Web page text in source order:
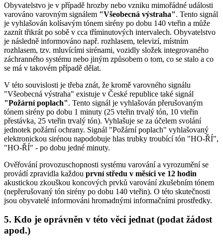
Obyvatelstvo je v případě hrozby nebo vzniku mimořádné události
varováno varovným signálem "Všeobecná výstraha". Tento signál
je vyhlašován kolísavým tónem sirény po dobu 140 vteřin a může
zaznít třikrát po sobě v cca tříminutových intervalech. Obyvatelstvo
je následně informováno např. rozhlasem, televizí, místním
rozhlasem, tzv. mluvícími sirénami, vozidly složek integrovaného
záchranného systému nebo jiným způsobem o tom, co se stalo a co
se má v takovém případě dělat.
V této souvislosti je třeba znát, že kromě varovného signálu
"Všeobecná výstraha" existuje v České republice také signál
"Požární poplach". Tento signál je vyhlašován přerušovaným
tónem sirény po dobu 1 minuty (25 vteřin trvalý tón, 10 vteřin
přestávka, 25 vteřin trvalý tón). Vyhlašuje se za účelem svolání
jednotek požární ochrany. Signál "Požární poplach" vyhlašovaný
elektronickou sirénou napodobuje hlas trubky troubící tón "HO-ŘÍ",
"HO-ŘÍ" - po dobu jedné minuty.
Ověřování provozuschopnosti systému varování a vyrozumění se
provádí zpravidla každou první středu v měsíci ve 12 hodin
akustickou zkouškou koncových prvků varování zkušebním tónem
(nepřerušovaný tón sirény po dobu 140 vteřin). O této skutečnosti
jsou obyvatelé informováni hromadnými informačními prostředky.
5. Kdo je oprávněn v této věci jednat (podat žádost
apod.)